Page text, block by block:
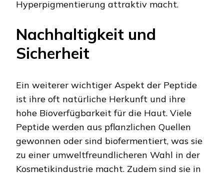
Hyperpigmentierung attraktiv macht.
Nachhaltigkeit und
Sicherheit
Ein weiterer wichtiger Aspekt der Peptide
ist ihre oft natürliche Herkunft und ihre
hohe Bioverfügbarkeit für die Haut. Viele
Peptide werden aus pflanzlichen Quellen
gewonnen oder sind biofermentiert, was sie
zu einer umweltfreundlicheren Wahl in der
Kosmetikindustrie macht. Zudem sind sie in